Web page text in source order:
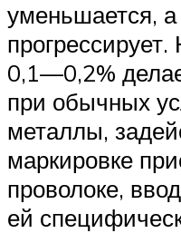
уменьшается, а
0,1—0,2%
при обычных
металлы,
маркировке
проволоке,
ей